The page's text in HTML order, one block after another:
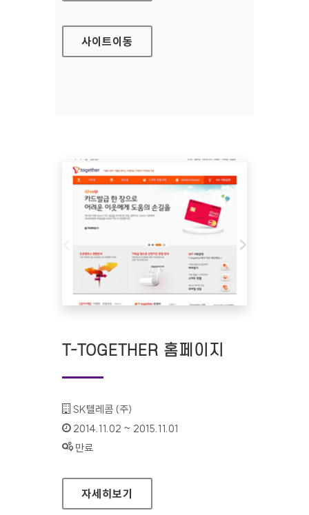
사이트이동
T-TOGETHER 홈페이지
기관명 :
SK텔레콤 (주)
인증기간 :
2014.11.02 ~ 2015.11.01
상태 :
만료
T-TOGETHER 홈페이지
자세히보기